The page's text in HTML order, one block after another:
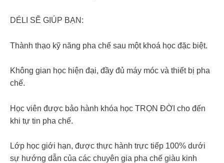
DÉLI SẼ GIÚP BẠN:
Thành thạo kỹ năng pha chế sau một khoá học đặc biệt.
Không gian học hiện đại, đầy đủ máy móc và thiết bị pha
chế.
Học viên được bảo hành khóa học TRỌN ĐỜI cho đến
khi tự tin pha chế.
Lớp học giới hạn, được thực hành trực tiếp 100% dưới
sự hướng dẫn của các chuyên gia pha chế giàu kinh